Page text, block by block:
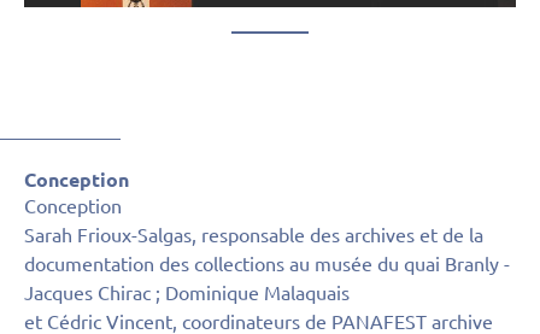
Conception
Conception
Sarah Frioux-Salgas, responsable des archives et de la
documentation des collections au musée du quai Branly -
Jacques Chirac ; Dominique Malaquais
et Cédric Vincent, coordinateurs de PANAFEST archive